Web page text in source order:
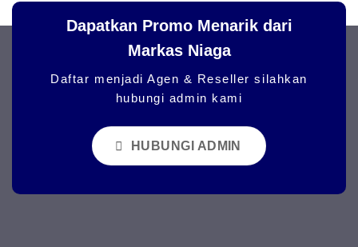
Dapatkan Promo Menarik dari
Markas Niaga
Daftar menjadi Agen & Reseller silahkan
hubungi admin kami
HUBUNGI ADMIN